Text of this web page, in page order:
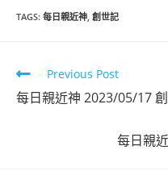
TAGS: 每日親近神, 創世記
Previous Post
每日親近神 2023/05/17
每日親